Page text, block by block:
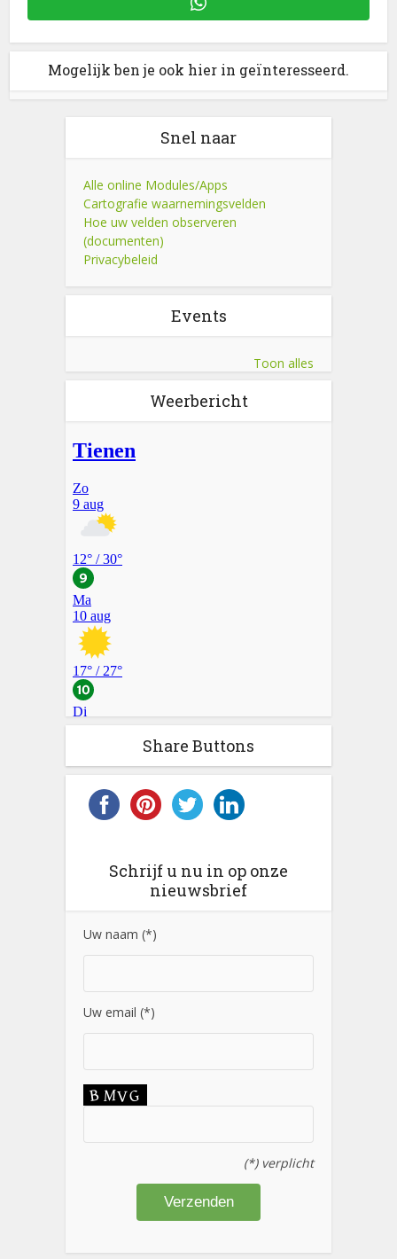
Mogelijk ben je ook hier in geïnteresseerd.
Snel naar
Alle online Modules/Apps
Cartografie waarnemingsvelden
Hoe uw velden observeren
(documenten)
Privacybeleid
Events
Toon alles
Weerbericht
Share Buttons
Schrijf u nu in op onze
nieuwsbrief
Uw naam (*)
Uw email (*)
(*) verplicht